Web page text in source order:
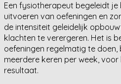
Een fysiotherapeut begeleidt
uitvoeren van oefeningen en
de intensiteit geleidelijk
klachten te verergeren. Het is
oefeningen regelmatig te
meerdere keren per week,
resultaat.